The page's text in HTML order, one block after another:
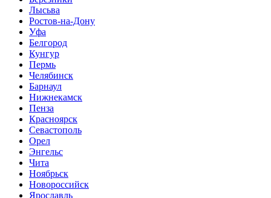
Лысьва
Ростов-на-Дону
Уфа
Белгород
Кунгур
Пермь
Челябинск
Барнаул
Нижнекамск
Пенза
Красноярск
Севастополь
Орел
Энгельс
Чита
Ноябрьск
Новороссийск
Ярославль